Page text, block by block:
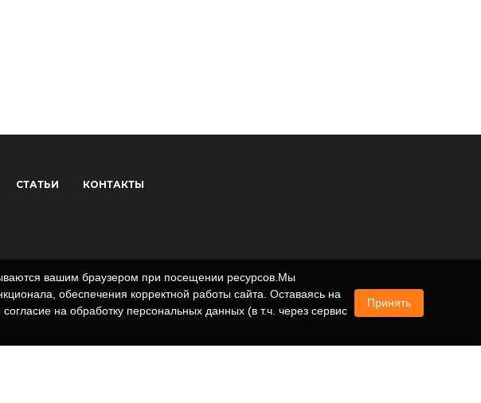
СТАТЬИ КОНТАКТЫ
вашим браузером при посещении ресурсов.Мы
обеспечения корректной работы сайта. Оставаясь на
согласие на обработку персональных данных (в т.ч. через сервис
Принять